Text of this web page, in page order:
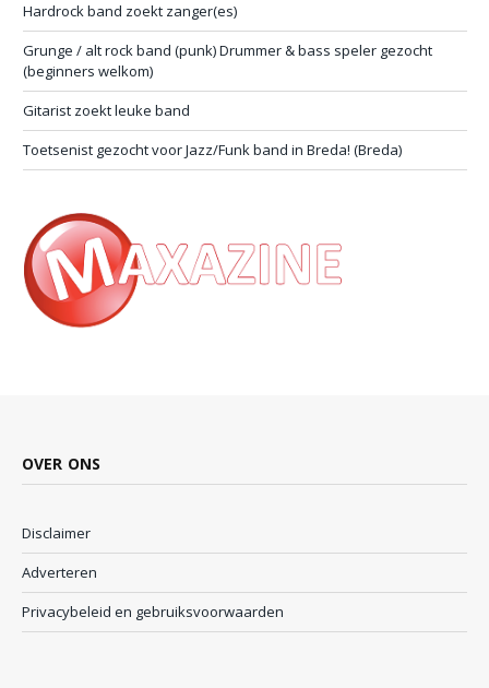
Hardrock band zoekt zanger(es)
Grunge / alt rock band (punk) Drummer & bass speler gezocht
(beginners welkom)
Gitarist zoekt leuke band
Toetsenist gezocht voor Jazz/Funk band in Breda! (Breda)
OVER ONS
Disclaimer
Adverteren
Privacybeleid en gebruiksvoorwaarden